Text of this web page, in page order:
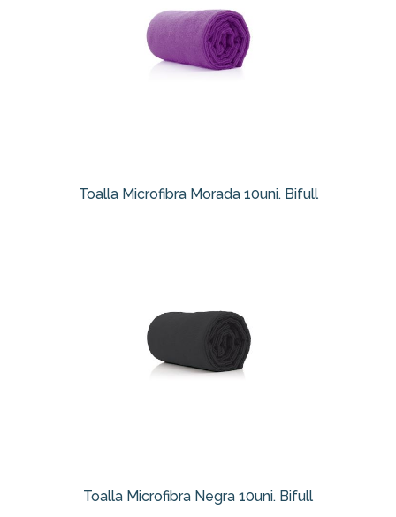
Toalla Microfibra Morada 10uni. Bifull
Toalla Microfibra Negra 10uni. Bifull